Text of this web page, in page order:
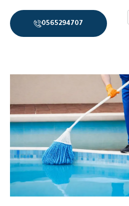
0565294707